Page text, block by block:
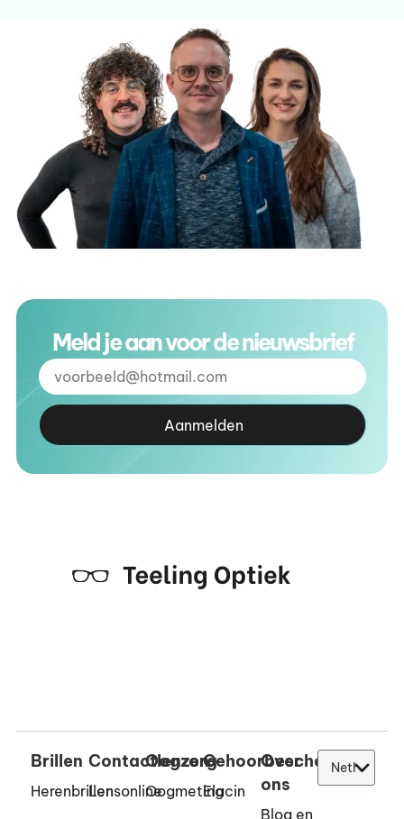
Meld je aan voor de nieuwsbrief
Aanmelden
Brillen
Herenbrillen
Contactlenzen
Lensonline
Oogzorg
Oogmeting
Gehoorbescherming
Elacin
Over
ons
Blog en